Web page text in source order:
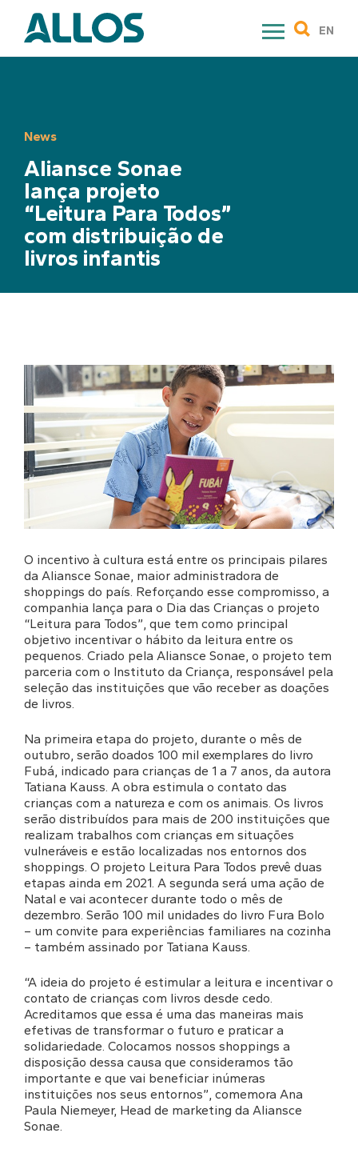
content
EN
News
Aliansce Sonae
lança projeto
“Leitura Para Todos”
com distribuição de
livros infantis
O incentivo à cultura está entre os principais pilares
da Aliansce Sonae, maior administradora de
shoppings do país. Reforçando esse compromisso, a
companhia lança para o Dia das Crianças o projeto
“Leitura para Todos”, que tem como principal
objetivo incentivar o hábito da leitura entre os
pequenos. Criado pela Aliansce Sonae, o projeto tem
parceria com o Instituto da Criança, responsável pela
seleção das instituições que vão receber as doações
de livros.
Na primeira etapa do projeto, durante o mês de
outubro, serão doados 100 mil exemplares do livro
Fubá, indicado para crianças de 1 a 7 anos, da autora
Tatiana Kauss. A obra estimula o contato das
crianças com a natureza e com os animais. Os livros
serão distribuídos para mais de 200 instituições que
realizam trabalhos com crianças em situações
vulneráveis e estão localizadas nos entornos dos
shoppings. O projeto Leitura Para Todos prevê duas
etapas ainda em 2021. A segunda será uma ação de
Natal e vai acontecer durante todo o mês de
dezembro. Serão 100 mil unidades do livro Fura Bolo
– um convite para experiências familiares na cozinha
– também assinado por Tatiana Kauss.
“A ideia do projeto é estimular a leitura e incentivar o
contato de crianças com livros desde cedo.
Acreditamos que essa é uma das maneiras mais
efetivas de transformar o futuro e praticar a
solidariedade. Colocamos nossos shoppings a
disposição dessa causa que consideramos tão
importante e que vai beneficiar inúmeras
instituições nos seus entornos”, comemora Ana
Paula Niemeyer, Head de marketing da Aliansce
Sonae.